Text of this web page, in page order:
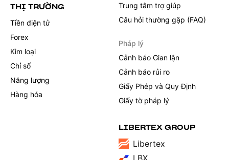
THỊ TRƯỜNG
Tiền điện tử
Forex
Kim loại
Chỉ số
Năng lượng
Hàng hóa
Trung tâm trợ giúp
Câu hỏi thường gặp (FAQ)
Pháp lý
Cảnh báo Gian lận
Cảnh báo rủi ro
Giấy Phép và Quy Định
Giấy tờ pháp lý
LIBERTEX GROUP
Libertex
LBX